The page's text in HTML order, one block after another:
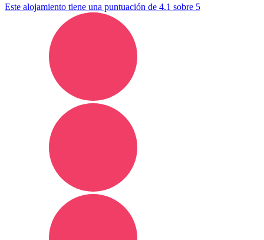
Este alojamiento tiene una puntuación de 4.1 sobre 5